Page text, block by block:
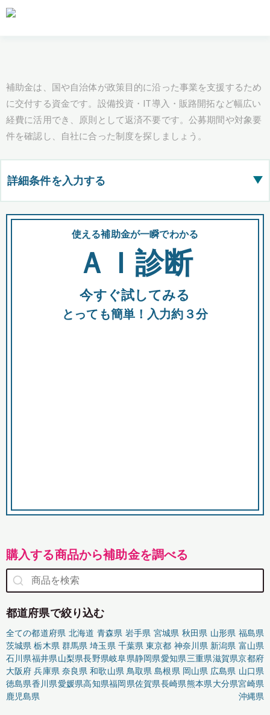
補助金は、国や自治体が政策目的に沿った事業を支援するため
に交付する資金です。設備投資・IT導入・販路開拓など幅広い
経費に活用でき、原則として返済不要です。公募期間や対象要
件を確認し、自社に合った制度を探しましょう。
詳細条件を入力する ▶
都道府県
全国の検索結果を含めて表示
助成金 融資 出資
使える補助金が一瞬でわかる
ＡＩ診断
今すぐ試してみる
とっても簡単！入力約３分
購入する商品から補助金を調べる
都道府県で絞り込む
全ての都道府県 北海道 青森県 岩手県 宮城県 秋田県 山形県 福島県
茨城県 栃木県 群馬県 埼玉県 千葉県 東京都 神奈川県 新潟県 富山県
石川県福井県山梨県長野県岐阜県静岡県愛知県三重県滋賀県京都府
大阪府 兵庫県 奈良県 和歌山県 鳥取県 島根県 岡山県 広島県 山口県
徳島県香川県愛媛県高知県福岡県佐賀県長崎県熊本県大分県宮崎県
鹿児島県
沖縄県